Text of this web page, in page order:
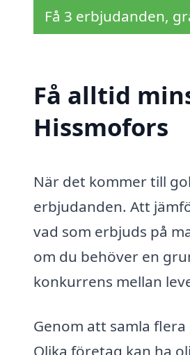
Få 3 erbjudanden,
Få alltid
Hissmofors
När det kommer till
erbjudanden. Att
vad som erbjuds på
om du behöver en
konkurrens mellan
Genom att samla
Olika företag kan ha